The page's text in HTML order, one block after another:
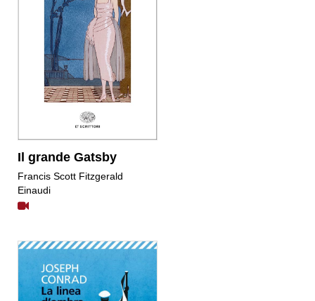
Il grande Gatsby
​Francis Scott Fitzgerald
Einaudi